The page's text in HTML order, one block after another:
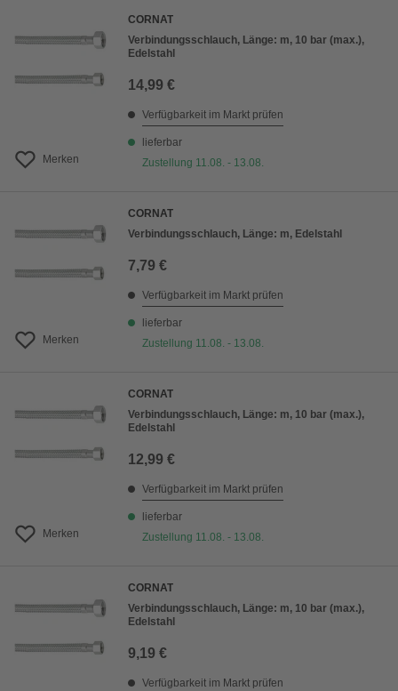
Merken
CORNAT
Verbindungsschlauch, Länge: m, 10 bar (max.),
Edelstahl
14,99 €
Verfügbarkeit im Markt prüfen
lieferbar
Zustellung 11.08. - 13.08.
Merken
CORNAT
Verbindungsschlauch, Länge: m, Edelstahl
7,79 €
Verfügbarkeit im Markt prüfen
lieferbar
Zustellung 11.08. - 13.08.
Merken
CORNAT
Verbindungsschlauch, Länge: m, 10 bar (max.),
Edelstahl
12,99 €
Verfügbarkeit im Markt prüfen
lieferbar
Zustellung 11.08. - 13.08.
CORNAT
Verbindungsschlauch, Länge: m, 10 bar (max.),
Edelstahl
9,19 €
Verfügbarkeit im Markt prüfen